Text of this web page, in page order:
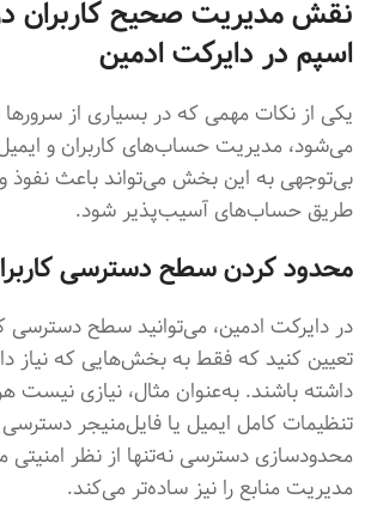
نقش مدیریت صحیح کاربران
اسپم در دایرکت ادمین
یکی از نکات مهمی که در بسیاری از سرورها
می‌شود، مدیریت حساب‌های کاربران و
بی‌توجهی به این بخش می‌تواند باعث نفوذ و
طریق حساب‌های آسیب‌پذیر شود.
محدود کردن سطح دسترسی
در دایرکت ادمین، می‌توانید سطح دسترسی
تعیین کنید که فقط به بخش‌هایی که نیاز
داشته باشند. به‌عنوان مثال، نیازی نیست
تنظیمات کامل ایمیل یا فایل‌منیجر
محدودسازی دسترسی نه‌تنها از نظر
مدیریت منابع را نیز ساده‌تر می‌کند.